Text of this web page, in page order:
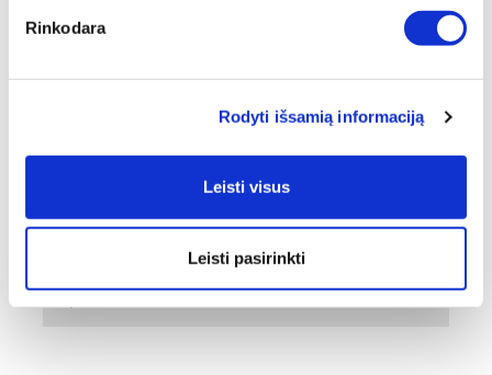
Rinkodara
Rodyti išsamią informaciją
Leisti visus
Leisti pasirinkti
PREKĖS KODAS
PLO-PO-100
Kvepalai „Absolument Parfumeur Luxury
BENDRAS SVORIS [KG]
0,6